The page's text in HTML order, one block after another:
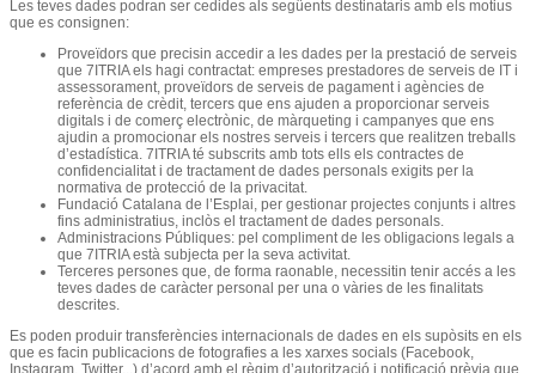
Les teves dades podran ser cedides als següents destinataris amb els motius
que es consignen:
Proveïdors que precisin accedir a les dades per la prestació de serveis
que 7ITRIA els hagi contractat: empreses prestadores de serveis de IT i
assessorament, proveïdors de serveis de pagament i agències de
referència de crèdit, tercers que ens ajuden a proporcionar serveis
digitals i de comerç electrònic, de màrqueting i campanyes que ens
ajudin a promocionar els nostres serveis i tercers que realitzen treballs
d’estadística. 7ITRIA té subscrits amb tots ells els contractes de
confidencialitat i de tractament de dades personals exigits per la
normativa de protecció de la privacitat.
Fundació Catalana de l’Esplai, per gestionar projectes conjunts i altres
fins administratius, inclòs el tractament de dades personals.
Administracions Públiques: pel compliment de les obligacions legals a
que 7ITRIA està subjecta per la seva activitat.
Terceres persones que, de forma raonable, necessitin tenir accés a les
teves dades de caràcter personal per una o vàries de les finalitats
descrites.
Es poden produir transferències internacionals de dades en els supòsits en els
que es facin publicacions de fotografies a les xarxes socials (Facebook,
Instagram, Twitter...) d’acord amb el règim d’autorització i notificació prèvia que